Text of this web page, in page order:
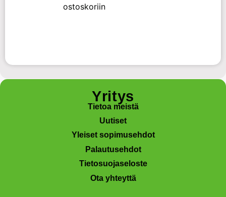
ostoskoriin
Yritys
Tietoa meistä
Uutiset
Yleiset sopimusehdot
Palautusehdot
Tietosuojaseloste
Ota yhteyttä